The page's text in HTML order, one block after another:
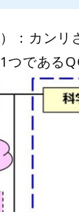
）：カンリ
つである